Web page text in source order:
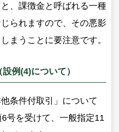
、課徴金と呼ばれる一種
られますので、その悪影
まうことに要注意です。
例(4)について）
条件付取引」について
号を受けて、一般指定11